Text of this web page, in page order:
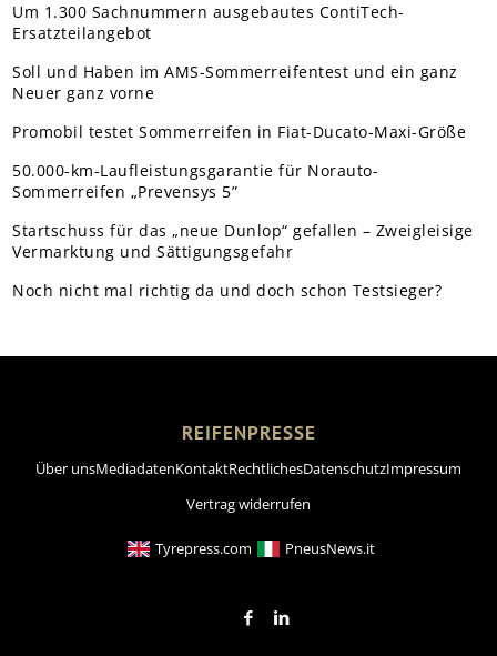
Um 1.300 Sachnummern ausgebautes ContiTech-
Ersatzteilangebot
Soll und Haben im AMS-Sommerreifentest und ein ganz
Neuer ganz vorne
Promobil testet Sommerreifen in Fiat-Ducato-Maxi-Größe
50.000-km-Laufleistungsgarantie für Norauto-
Sommerreifen „Prevensys 5”
Startschuss für das „neue Dunlop“ gefallen – Zweigleisige
Vermarktung und Sättigungsgefahr
Noch nicht mal richtig da und doch schon Testsieger?
REIFENPRESSE
Über unsMediadatenKontaktRechtlichesDatenschutzImpressum
Vertrag widerrufen
Tyrepress.com PneusNews.it